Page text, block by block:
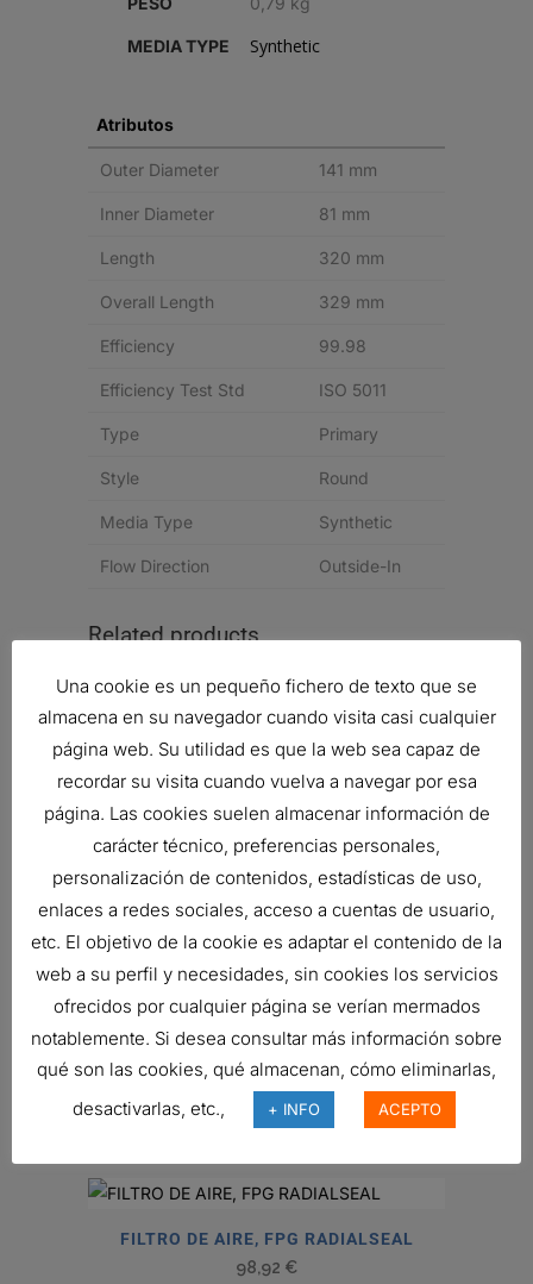
MEDIA TYPE Synthetic
Atributos
Outer Diameter 141 mm
Inner Diameter 81 mm
Length 320 mm
Overall Length 329 mm
Efficiency 99.98
Efficiency Test Std ISO 5011
Type Primary
Style Round
Media Type Synthetic
Flow Direction Outside-In
Related products
FILTRO DE AIRE, FPG RADIALSEAL
Ref:G070019
FILTRO DE AIRE, FWG CYCLOPAC
479,17€
Ref:G100003
FILTRO DE AIRE, PRIMARIO
REDONDO
40,14 €
FILTRO DE AIRE, FPG RADIALSEAL
98,92 €
Una cookie es un pequeño fichero de texto que se
almacena en su navegador cuando visita casi cualquier
página web. Su utilidad es que la web sea capaz de
recordar su visita cuando vuelva a navegar por esa
página. Las cookies suelen almacenar información de
carácter técnico, preferencias personales,
personalización de contenidos, estadísticas de uso,
enlaces a redes sociales, acceso a cuentas de usuario,
etc. El objetivo de la cookie es adaptar el contenido de la
web a su perfil y necesidades, sin cookies los servicios
ofrecidos por cualquier página se verían mermados
notablemente. Si desea consultar más información sobre
qué son las cookies, qué almacenan, cómo eliminarlas,
desactivarlas, etc.,
+ INFO ACEPTO